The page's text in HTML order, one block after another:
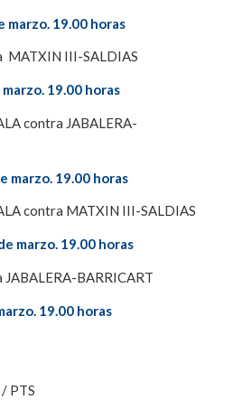
marzo. 19.00 horas
MATXIN III-SALDIAS
19.00 horas
contra JABALERA-
marzo. 19.00 horas
contra MATXIN III-SALDIAS
marzo. 19.00 horas
BARRICART
19.00 horas
PTS